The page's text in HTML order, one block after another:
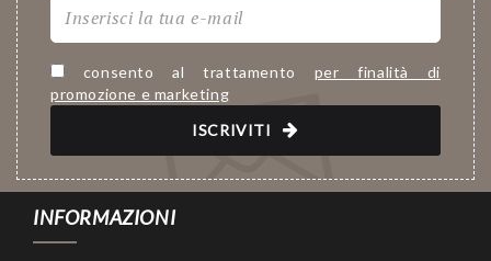
consento al trattamento per finalità di
promozione e marketing
ISCRIVITI
INFORMAZIONI